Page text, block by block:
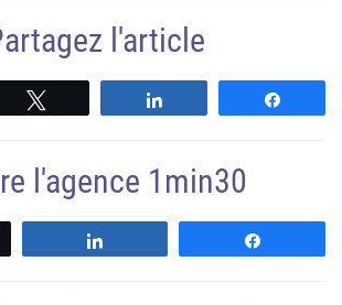
l'article
l'agence 1min30